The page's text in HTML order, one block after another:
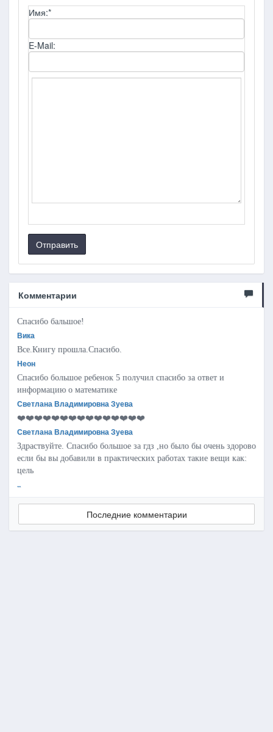
Имя:*
E-Mail:
Отправить
Комментарии
Спасибо бальшое!
Вика
Все.Книгу прошла.Спасибо.
Неон
Спасибо большое ребенок 5 получил спасибо за ответ и
информацию о математике
Светлана Владимировна Зуева
❤️❤️❤️❤️❤️❤️❤️❤️❤️❤️❤️❤️❤️❤️❤️
Светлана Владимировна Зуева
Здраствуйте. Спасибо большое за гдз ,но было бы очень здорово
если бы вы добавили в практических работах такие вещи как:
цель
..
Последние комментарии